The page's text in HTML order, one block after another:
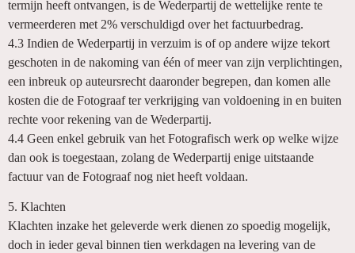
termijn heeft ontvangen, is de Wederpartij de wettelijke rente te
vermeerderen met 2% verschuldigd over het factuurbedrag.
4.3 Indien de Wederpartij in verzuim is of op andere wijze tekort
geschoten in de nakoming van één of meer van zijn verplichtingen,
een inbreuk op auteursrecht daaronder begrepen, dan komen alle
kosten die de Fotograaf ter verkrijging van voldoening in en buiten
rechte voor rekening van de Wederpartij.
4.4 Geen enkel gebruik van het Fotografisch werk op welke wijze
dan ook is toegestaan, zolang de Wederpartij enige uitstaande
factuur van de Fotograaf nog niet heeft voldaan.
5. Klachten
Klachten inzake het geleverde werk dienen zo spoedig mogelijk,
doch in ieder geval binnen tien werkdagen na levering van de